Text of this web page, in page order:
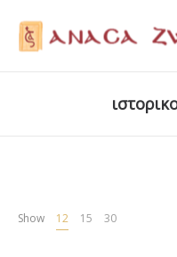
Show 12 15 30